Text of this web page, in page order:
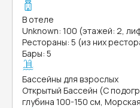
В отеле
Unknown: 100 (этажей: 2,
Рестораны: 5 (из них
Бары: 5
Бассейны для взрослых
Открытый Бассейн (С
глубина 100-150 см,